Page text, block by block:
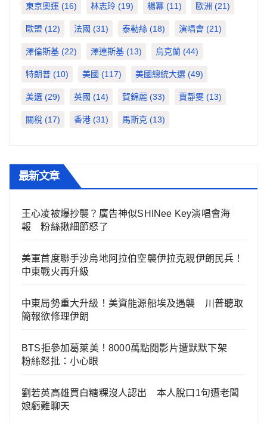
東京奧運 (16) 林志玲 (19) 楊冪 (11) 歐洲 (21)
歐盟 (12) 法國 (31) 泰勒絲 (18) 演唱會 (21)
澤倫斯基 (22) 澤連斯基 (13) 烏克蘭 (44)
特朗普 (10) 美國 (117) 美國總統大選 (49)
美選 (29) 英國 (14) 賀錦麗 (33) 賈靜雯 (13)
關稅 (17) 香港 (31) 馬斯克 (13)
最新文章
王心凌被爆抄襲？廣告神似SHINee Key演唱會海
報 粉絲揪細節怒了
美軍首度聯手沙烏地阿拉伯空襲伊拉克親伊朗民兵！
中東戰火再升級
中東局勢重大升級！美資能源船埃及遇襲 川普聽取
簡報欲修理伊朗
BTS拒參加葛萊美！8000萬點閱影片遭默默下架
粉絲怒批：小心眼
劉若英高雄買白糖粿沒人認出 本人脫口1句遭老闆
娘虧難聊天